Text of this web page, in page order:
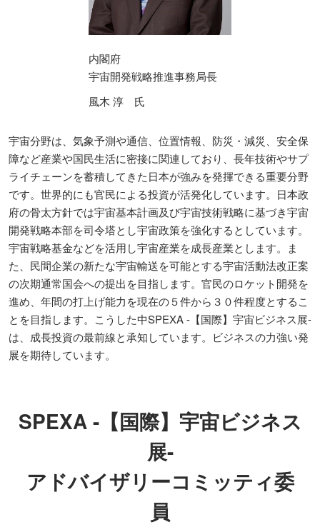
内閣府
宇宙開発戦略推進事務局長
風木 淳 氏
宇宙分野は、気象予測や通信、位置情報、防災・減災、安全保
障など産業や国民生活に密接に関連しており、長年技術やサプ
ライチェーンを蓄積してきた日本が強みを発揮できる重要分野
です。世界的にも官民による投資が活発化しています。日本政
府の骨太方針では宇宙基本計画及び宇宙技術戦略に基づき宇宙
開発戦略本部を司令塔とし宇宙政策を強化するとしています。
宇宙戦略基金などを活用し宇宙産業を成長産業とします。ま
た、民間企業の新たな宇宙輸送を可能とする宇宙活動法改正案
の次期通常国会への提出を目指します。官民のロケット開発を
進め、年間の打上げ能力を現在の５件から３０件程度とするこ
とを目指します。こうした中SPEXA -【国際】宇宙ビジネス展-
は、成長投資の最前線と承知しています。ビジネスの力強い発
展を期待しています。
SPEXA -【国際】宇宙ビジネス
展-
アドバイザリーコミッティ委
員